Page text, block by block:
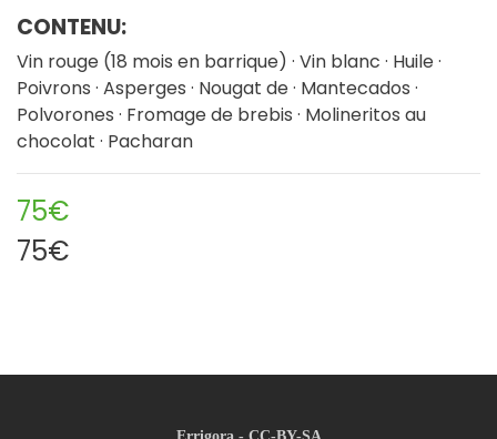
CONTENU:
Vin rouge (18 mois en barrique) · Vin blanc · Huile ·
Poivrons · Asperges · Nougat de · Mantecados ·
Polvorones · Fromage de brebis · Molineritos au
chocolat · Pacharan
75€
75€